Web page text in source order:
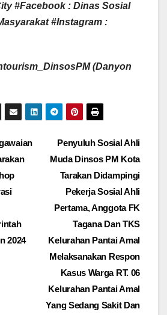
#Facebook : Dinas Sosial
#Instagram :
(Danyon
Penyuluh Sosial Ahli
Muda Dinsos PM Kota
Tarakan Didampingi
Pekerja Sosial Ahli
Pertama, Anggota FK
Tagana Dan TKS
Kelurahan Pantai Amal
Melaksanakan Respon
Kasus Warga RT. 06
Kelurahan Pantai Amal
Yang Sedang Sakit Dan
2024